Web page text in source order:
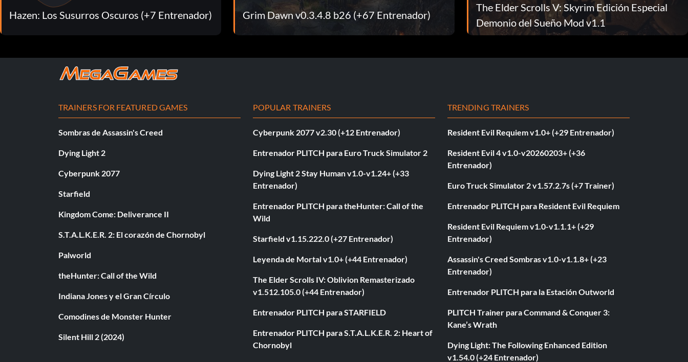
Hazen: Los Susurros Oscuros (+7 Entrenador) Grim Dawn v0.3.4.8 b26 (+67 Entrenador)
The Elder Scrolls V: Skyrim Edición Especial
Demonio del Sueño Mod v1.1
TRAINERS FOR FEATURED GAMES
Sombras de Assassin's Creed
Dying Light 2
Cyberpunk 2077
Starfield
Kingdom Come: Deliverance II
S.T.A.L.K.E.R. 2: El corazón de Chornobyl
Palworld
theHunter: Call of the Wild
Indiana Jones y el Gran Círculo
Comodines de Monster Hunter
Silent Hill 2 (2024)
POPULAR TRAINERS
Cyberpunk 2077 v2.30 (+12 Entrenador)
Entrenador PLITCH para Euro Truck Simulator 2
Dying Light 2 Stay Human v1.0-v1.24+ (+33
Entrenador)
Entrenador PLITCH para theHunter: Call of the
Wild
Starfield v1.15.222.0 (+27 Entrenador)
Leyenda de Mortal v1.0+ (+44 Entrenador)
The Elder Scrolls IV: Oblivion Remasterizado
v1.512.105.0 (+44 Entrenador)
Entrenador PLITCH para STARFIELD
Entrenador PLITCH para S.T.A.L.K.E.R. 2: Heart of
Chornobyl
TRENDING TRAINERS
Resident Evil Requiem v1.0+ (+29 Entrenador)
Resident Evil 4 v1.0-v20260203+ (+36
Entrenador)
Euro Truck Simulator 2 v1.57.2.7s (+7 Trainer)
Entrenador PLITCH para Resident Evil Requiem
Resident Evil Requiem v1.0-v1.1.1+ (+29
Entrenador)
Assassin's Creed Sombras v1.0-v1.1.8+ (+23
Entrenador)
Entrenador PLITCH para la Estación Outworld
PLITCH Trainer para Command & Conquer 3:
Kane’s Wrath
Dying Light: The Following Enhanced Edition
v1.54.0 (+24 Entrenador)